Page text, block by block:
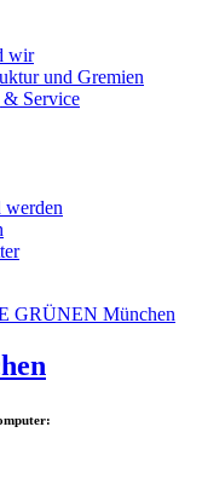
wir
und Gremien
& Service